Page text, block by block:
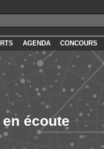
AGENDA CONCOURS
écoute